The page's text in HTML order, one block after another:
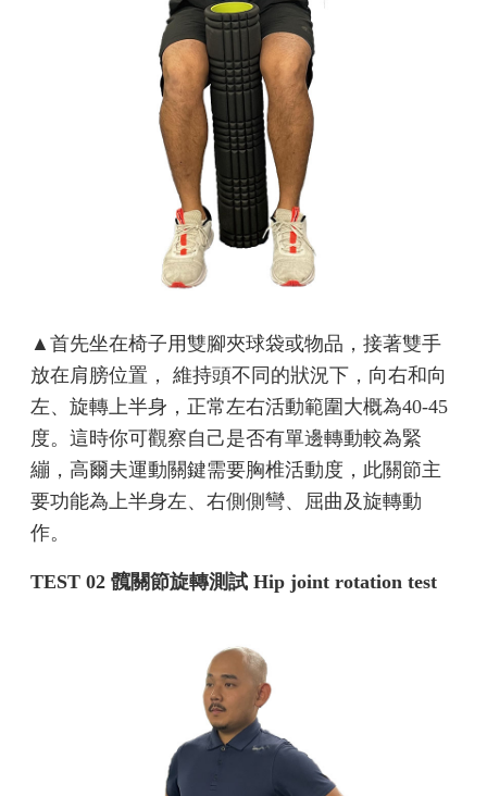
▲首先坐在椅子用雙腳夾球袋或物品，接著雙手
放在肩膀位置， 維持頭不同的狀況下，向右和向
左、旋轉上半身，正常左右活動範圍大概為40-45
度。這時你可觀察自己是否有單邊轉動較為緊
繃，高爾夫運動關鍵需要胸椎活動度，此關節主
要功能為上半身左、右側側彎、屈曲及旋轉動
作。
TEST 02 髖關節旋轉測試 Hip joint rotation test